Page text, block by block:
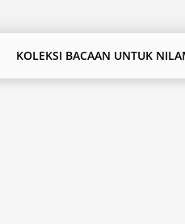
KOLEKSI BACAAN UNTUK